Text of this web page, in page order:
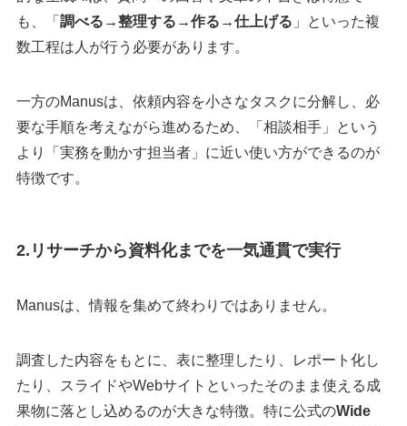
も、「 調べる→整理する→作る→仕上げる 」といった複
数工程は人が行う必要があります。
一方のManusは、依頼内容を小さなタスクに分解し、必
要な手順を考えながら進めるため、「相談相手」という
より「実務を動かす担当者」に近い使い方ができるのが
特徴です。
2.リサーチから資料化までを一気通貫で実行
Manusは、情報を集めて終わりではありません。
調査した内容をもとに、表に整理したり、レポート化し
たり、スライドやWebサイトといったそのまま使える成
果物に落とし込めるのが大きな特徴。特に公式のWide